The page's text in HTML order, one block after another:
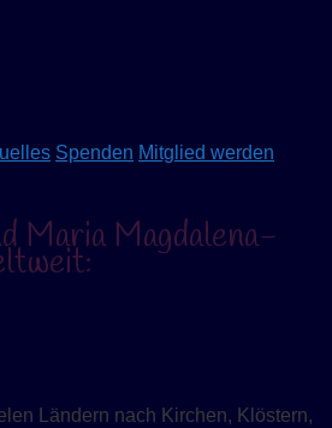
Spenden Mitglied werden
Maria Magdalena-
Ländern nach Kirchen, Klöstern,